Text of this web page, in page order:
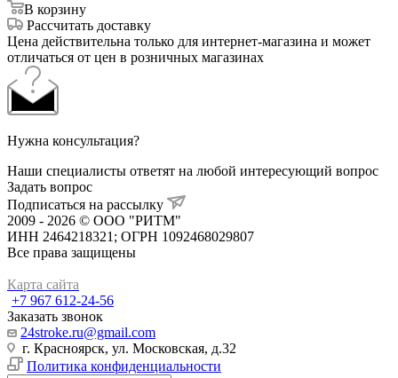
В корзину
Рассчитать доставку
Цена действительна только для интернет-магазина и может
отличаться от цен в розничных магазинах
Нужна консультация?
Наши специалисты ответят на любой интересующий вопрос
Задать вопрос
Подписаться на рассылку
2009 - 2026 © ООО "РИТМ"
ИНН 2464218321; ОГРН 1092468029807
Все права защищены
Карта сайта
+7 967 612-24-56
Заказать звонок
24stroke.ru@gmail.com
г. Красноярск, ул. Московская, д.32
Политика конфиденциальности